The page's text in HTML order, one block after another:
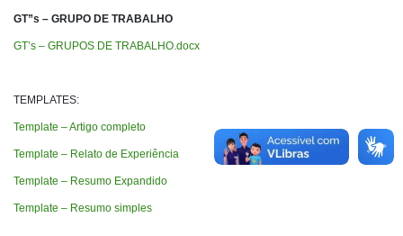
GT”s – GRUPO DE TRABALHO
GT’s – GRUPOS DE TRABALHO.docx
TEMPLATES:
Template – Artigo completo
Template – Relato de Experiência
Template – Resumo Expandido
Template – Resumo simples